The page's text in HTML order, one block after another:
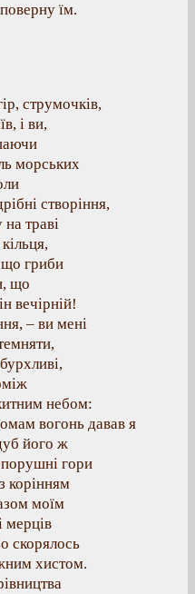
їм.
струмочків,
і ви,
морських
створіння,
траві
що гриби
що
вечірній!
– ви мені
небом:
вогонь давав я
його ж
гори
корінням
моїм
мерців
скорялось
хистом.